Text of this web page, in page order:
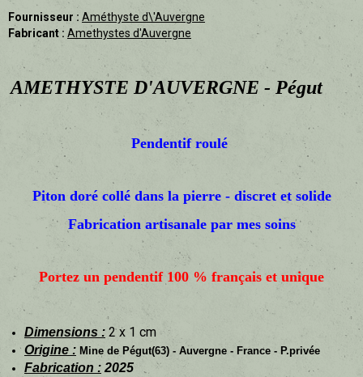
Fournisseur : Améthyste d\'Auvergne
Fabricant : Amethystes d'Auvergne
AMETHYSTE D'AUVERGNE - Pégut
Pendentif roulé
Piton doré collé dans la pierre - discret et solide
Fabrication artisanale par mes soins
Portez un pendentif 100 % français et unique
Dimensions : 2 x 1 cm
Origine : Mine de Pégut(63) - Auvergne - France - P.privée
Fabrication : 2025